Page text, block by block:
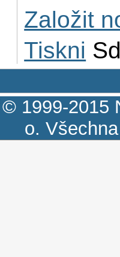
Založit
Tiskni
© 1999-2015
o.